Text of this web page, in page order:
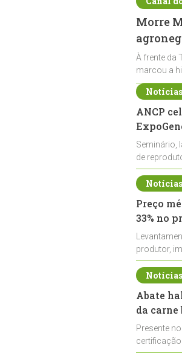
Morre
À frente da
marcou a
ANCP
Seminário,
de
durante a
Preço
33% no
produtor,
de leite cru
Abate
da
Presente